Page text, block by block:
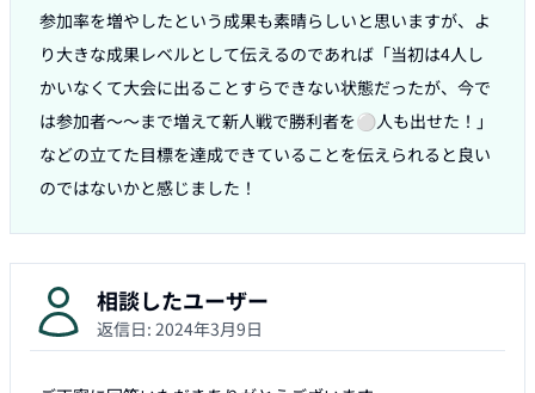
参加率を増やしたという成果も素晴らしいと思いますが、よ
り大きな成果レベルとして伝えるのであれば「当初は4人し
かいなくて大会に出ることすらできない状態だったが、今で
は参加者〜〜まで増えて新人戦で勝利者を⚪️人も出せた！」
などの立てた目標を達成できていることを伝えられると良い
相談したユーザー
返信日: 2024年3月9日